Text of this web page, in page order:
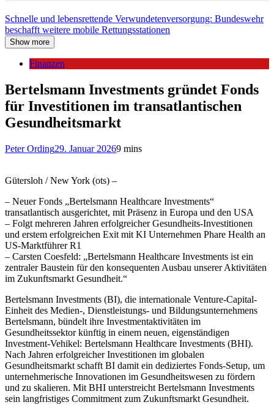
Schnelle und lebensrettende Verwundetenversorgung: Bundeswehr
beschafft weitere mobile Rettungsstationen
Show more
Finanzen
Bertelsmann Investments gründet Fonds
für Investitionen im transatlantischen
Gesundheitsmarkt
Peter Ording29. Januar 20269 mins
Gütersloh / New York (ots) –
– Neuer Fonds „Bertelsmann Healthcare Investments“
transatlantisch ausgerichtet, mit Präsenz in Europa und den USA
– Folgt mehreren Jahren erfolgreicher Gesundheits-Investitionen
und erstem erfolgreichen Exit mit KI Unternehmen Phare Health an
US-Marktführer R1
– Carsten Coesfeld: „Bertelsmann Healthcare Investments ist ein
zentraler Baustein für den konsequenten Ausbau unserer Aktivitäten
im Zukunftsmarkt Gesundheit.“
Bertelsmann Investments (BI), die internationale Venture-Capital-
Einheit des Medien-, Dienstleistungs- und Bildungsunternehmens
Bertelsmann, bündelt ihre Investmentaktivitäten im
Gesundheitssektor künftig in einem neuen, eigenständigen
Investment-Vehikel: Bertelsmann Healthcare Investments (BHI).
Nach Jahren erfolgreicher Investitionen im globalen
Gesundheitsmarkt schafft BI damit ein dediziertes Fonds-Setup, um
unternehmerische Innovationen im Gesundheitswesen zu fördern
und zu skalieren. Mit BHI unterstreicht Bertelsmann Investments
sein langfristiges Commitment zum Zukunftsmarkt Gesundheit.